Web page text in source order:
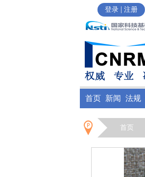
登录 | 注册
首页 新闻 法规
首页